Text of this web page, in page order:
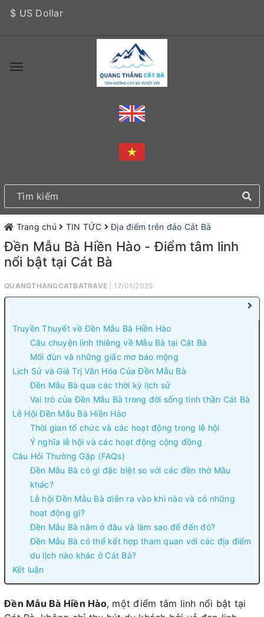
$ US Dollar
Trang chủ TIN TỨC Địa điểm trên đảo Cát Bà
Đền Mẫu Bà Hiền Hào - Điểm tâm linh
nổi bật tại Cát Bà
QUANGTHANGCATBATRAVE | 17/01/2025
Truyền Thuyết về Đền Mẫu Bà Hiền Hào
Câu chuyện linh thiêng về Mẫu Bà tại Cát Bà
Mối đùn và những giấc mơ báo mộng
Lịch Sử và Giá Trị Văn Hóa Của Đền Mẫu Bà
Đền Mẫu Bà qua các thời kỳ lịch sử
Vai trò của Đền Mẫu Bà trong đời sống tinh thần Cát Bà
Lễ Hội Đền Mẫu Bà Hiền Hào
Thời gian tổ chức và các hoạt động trong lễ hội
Ý nghĩa lễ hội và các hoạt động cộng đồng
Câu Hỏi Thường Gặp (FAQs)
Đền Mẫu Bà có gì đặc biệt so với các đền thờ Mẫu
khác?
Lễ hội Đền Mẫu Bà diễn ra vào khi nào và có những
hoạt động gì?
Đền Mẫu Bà nằm ở đâu và làm sao để đến đó?
Đền Mẫu Bà có thể kết hợp tham quan với các địa điểm
du lịch nào khác ở Cát Bà?
Kết luận
Đền Mẫu Bà Hiền Hào, một điểm tâm linh nổi bật tại